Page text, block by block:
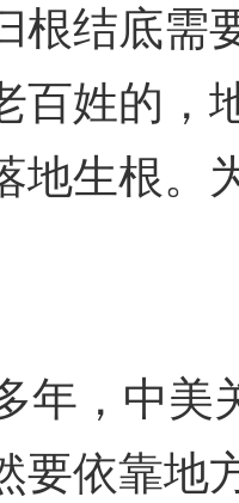
根结底需
百姓的，
地生根。
，中美
要依靠地